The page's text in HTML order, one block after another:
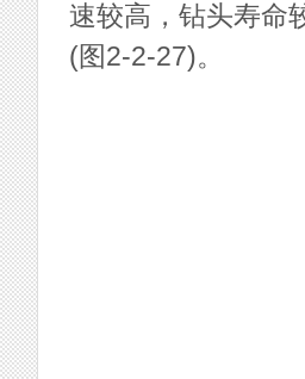
速较高，钻头寿命
(图2-2-27)。